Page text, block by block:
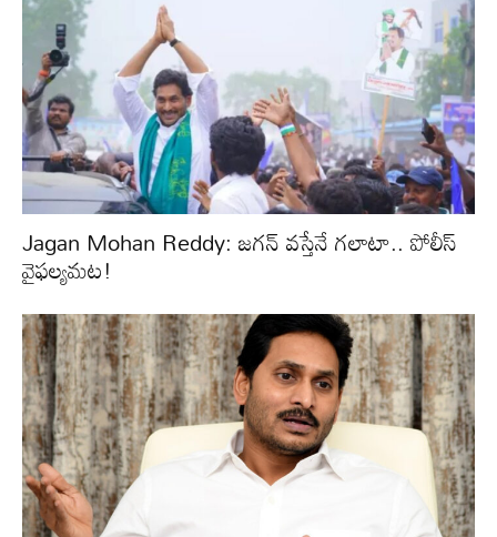
Jagan Mohan Reddy: జగన్ వస్తేనే గలాటా.. పోలీస్
వైఫల్యమట!